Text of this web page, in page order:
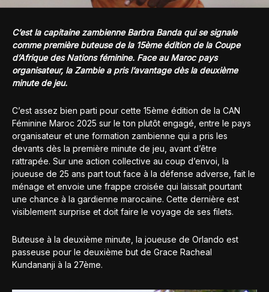
C’est la capitaine zambienne Barbra Banda qui se signale
comme première buteuse de la 15ème édition de la Coupe
d’Afrique des Nations féminine. Face au Maroc pays
organisateur, la Zambie a pris l’avantage dès la deuxième
minute de jeu.
C’est assez bien parti pour cette 15ème édition de la CAN
Féminine Maroc 2025 sur le ton plutôt engagé, entre le pays
organisateur et une formation zambienne qui a pris les
devants dès la première minute de jeu, avant d’être
rattrapée. Sur une action collective au coup d’envoi, la
joueuse de 25 ans part tout face à la défense adverse, fait le
ménage et envoie une frappe croisée qui laissait pourtant
une chance à la gardienne marocaine. Cette dernière est
visiblement surprise et doit faire le voyage de ses filets.
Buteuse à la deuxième minute, la joueuse de Orlando est
passeuse pour le deuxième but de Grace Racheal
Kundananji à la 27ème.